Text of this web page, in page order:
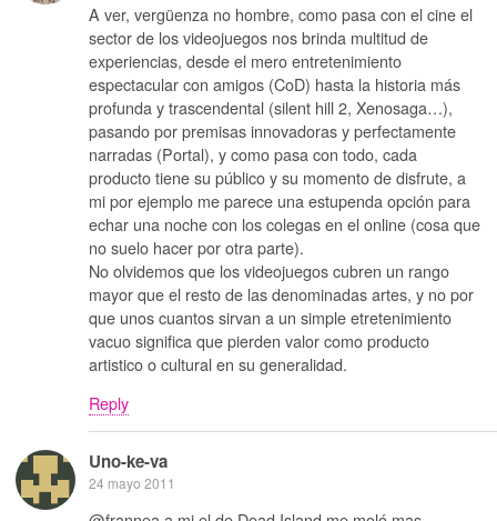
A ver, vergüenza no hombre, como pasa con el cine el
sector de los videojuegos nos brinda multitud de
experiencias, desde el mero entretenimiento
espectacular con amigos (CoD) hasta la historia más
profunda y trascendental (silent hill 2, Xenosaga…),
pasando por premisas innovadoras y perfectamente
narradas (Portal), y como pasa con todo, cada
producto tiene su público y su momento de disfrute, a
mi por ejemplo me parece una estupenda opción para
echar una noche con los colegas en el online (cosa que
no suelo hacer por otra parte).
No olvidemos que los videojuegos cubren un rango
mayor que el resto de las denominadas artes, y no por
que unos cuantos sirvan a un simple etretenimiento
vacuo significa que pierden valor como producto
artistico o cultural en su generalidad.
Reply
Uno-ke-va
24 mayo 2011